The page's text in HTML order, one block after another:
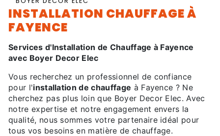
INSTALLATION CHAUFFAGE À
FAYENCE
Services d'Installation de Chauffage à Fayence
avec Boyer Decor Elec
Vous recherchez un professionnel de confiance
pour l'installation de chauffage à Fayence ? Ne
cherchez pas plus loin que Boyer Decor Elec. Avec
notre expertise et notre engagement envers la
qualité, nous sommes votre partenaire idéal pour
tous vos besoins en matière de chauffage.